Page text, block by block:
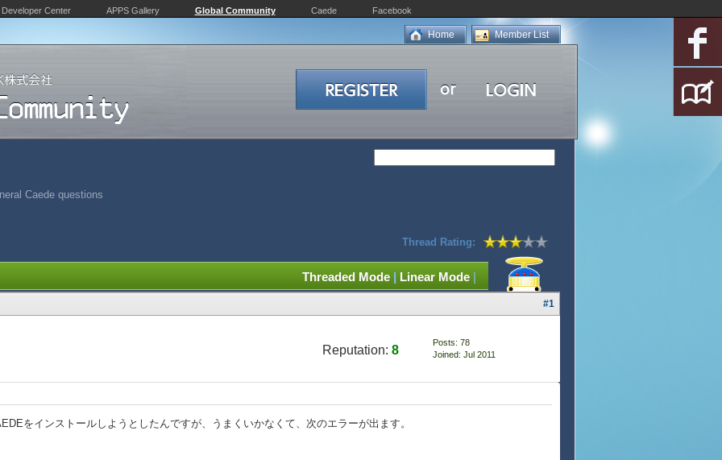
Developer Center APPS Gallery Global Community Caede Facebook
Member List
Home
Caede questions
Thread Rating:
Threaded Mode | Linear Mode |
#1
Reputation: 8
Posts: 78
Joined: Jul 2011
をインストールしようとしたんですが、うまくいかなくて、次のエラーが出ます。